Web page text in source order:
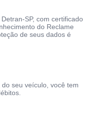
SP, com certificado
do Reclame
de seus dados é
seu veículo, você tem